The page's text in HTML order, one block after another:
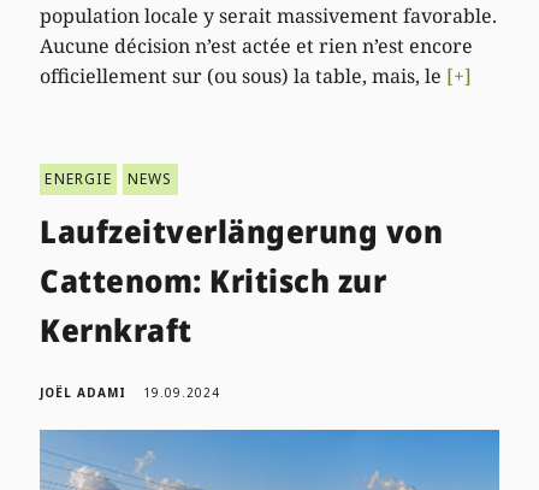
population locale y serait massivement favorable.
Aucune décision n’est actée et rien n’est encore
officiellement sur (ou sous) la table, mais, le [+]
ENERGIE NEWS
Laufzeitverlängerung von
Cattenom: Kritisch zur
Kernkraft
JOËL ADAMI 19.09.2024